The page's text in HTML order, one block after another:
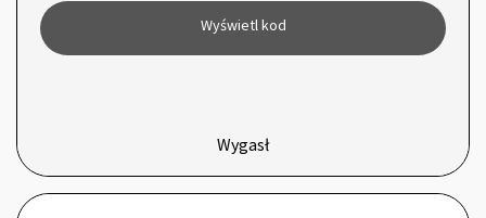
Wyświetl kod
Wygasł